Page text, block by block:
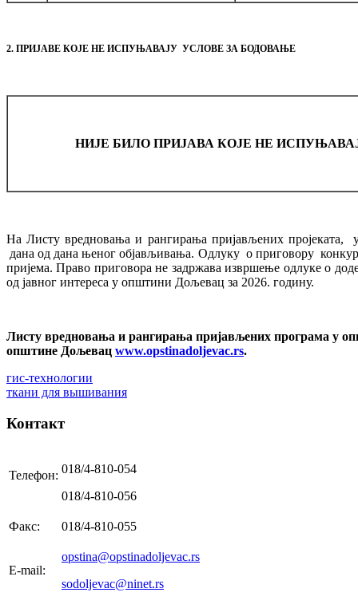
2. ПРИЈАВЕ КОЈЕ НЕ ИСПУЊАВАЈУ УСЛОВЕ ЗА БОДОВАЊЕ
НИЈЕ БИЛО ПРИЈАВА КОЈЕ НЕ
На Листу вредновања и рангирања пријављених пројеката,
дана од дана њеног објављивања. Одлуку о приговору
пријема. Право приговора не задржава извршење одлуке о
од јавног интереса у општини Дољевац за 2026. годину.
Листу вредновања и рангирања пријављених програма у
општине Дољевац www.opstinadoljevac.rs.
гис-технологии
ткани для вышивания
Контакт
Телефон: 018/4-810-054
018/4-810-056
Факс: 018/4-810-055
E-mail:
opstina@opstinadoljevac.rs
sodoljevac@ninet.rs